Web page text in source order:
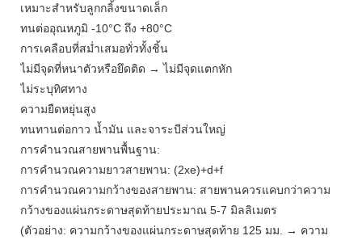
เหมาะสำหรับลูกกลิ้งขนาดเล็ก
ทนต่ออุณหภูมิ -10°C ถึง +80°C
การเคลือบที่สม่ำเสมอทั่วทั้งชิ้น
ไม่มีจุดที่หนาตัวหรือยึดติด → ไม่มีจุดแตกหัก
ไม่ระบุทิศทาง
ความยืดหยุ่นสูง
ทนทานต่อกาว น้ำมัน และจาระบีส่วนใหญ่
การคำนวณสายพานพื้นฐาน:
การคำนวณความยาวสายพาน: (2xe)+d+f
การคำนวณความกว้างของสายพาน: สายพานควรแคบกว่าความ
กว้างของแผ่นกระดาษสุดท้ายประมาณ 5-7 มิลลิเมตร
(ตัวอย่าง: ความกว้างของแผ่นกระดาษสุดท้าย 125 มม. → ความ